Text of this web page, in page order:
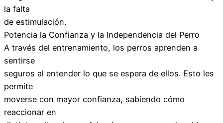
la falta
de estimulación.
Potencia la Confianza y la Independencia del Perro
A través del entrenamiento, los perros aprenden a
sentirse
seguros al entender lo que se espera de ellos. Esto les
permite
moverse con mayor confianza, sabiendo cómo
reaccionar en